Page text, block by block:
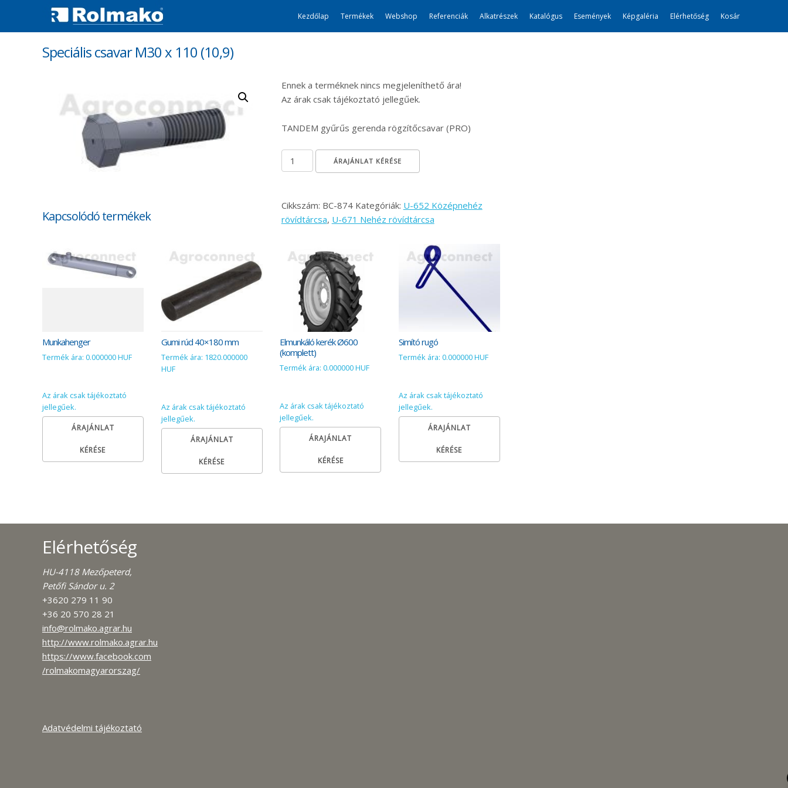
Kezdőlap Termékek Webshop Referenciák Alkatrészek Katalógus Események Képgaléria Elérhetőség Kosár
Speciális csavar M30 x 110 (10,9)
Ennek a terméknek nincs megjeleníthető ára!
Az árak csak tájékoztató jellegűek.
TANDEM gyűrűs gerenda rögzítőcsavar (PRO)
Speciális csavar M30 x 110 (10,9) mennyiség
ÁRAJÁNLAT KÉRÉSE
Cikkszám: BC-874 Kategóriák: U-652 Középnehéz
rövídtárcsa, U-671 Nehéz rövídtárcsa
Kapcsolódó termékek
Munkahenger
Termék ára: 0.000000 HUF
Az árak csak tájékoztató
jellegűek.
ÁRAJÁNLAT
KÉRÉSE
Gumi rúd 40×180 mm
Termék ára: 1820.000000
HUF
Az árak csak tájékoztató
jellegűek.
ÁRAJÁNLAT
KÉRÉSE
Elmunkáló kerék Ø600
(komplett)
Termék ára: 0.000000 HUF
Az árak csak tájékoztató
jellegűek.
ÁRAJÁNLAT
KÉRÉSE
Simító rugó
Termék ára: 0.000000 HUF
Az árak csak tájékoztató
jellegűek.
ÁRAJÁNLAT
KÉRÉSE
Elérhetőség
HU-4118 Mezőpeterd,
Petőfi Sándor u. 2
+3620 279 11 90
+36 20 570 28 21
info@rolmako.agrar.hu
http://www.rolmako.agrar.hu
https://www.facebook.com
/rolmakomagyarorszag/
Adatvédelmi tájékoztató